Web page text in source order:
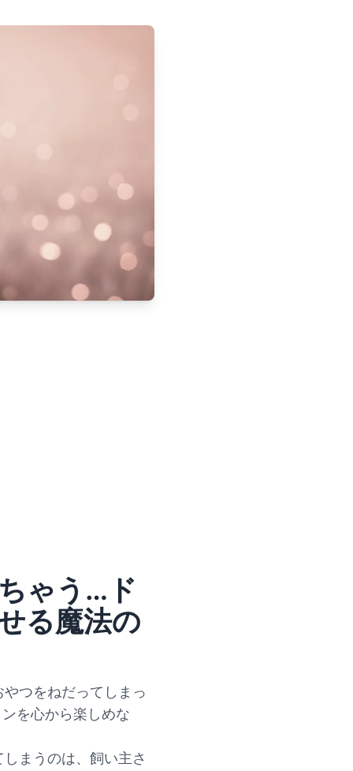
ゃう…ド
る魔法の
つをねだってしまっ
を心から楽しめな
まうのは、飼い主さ